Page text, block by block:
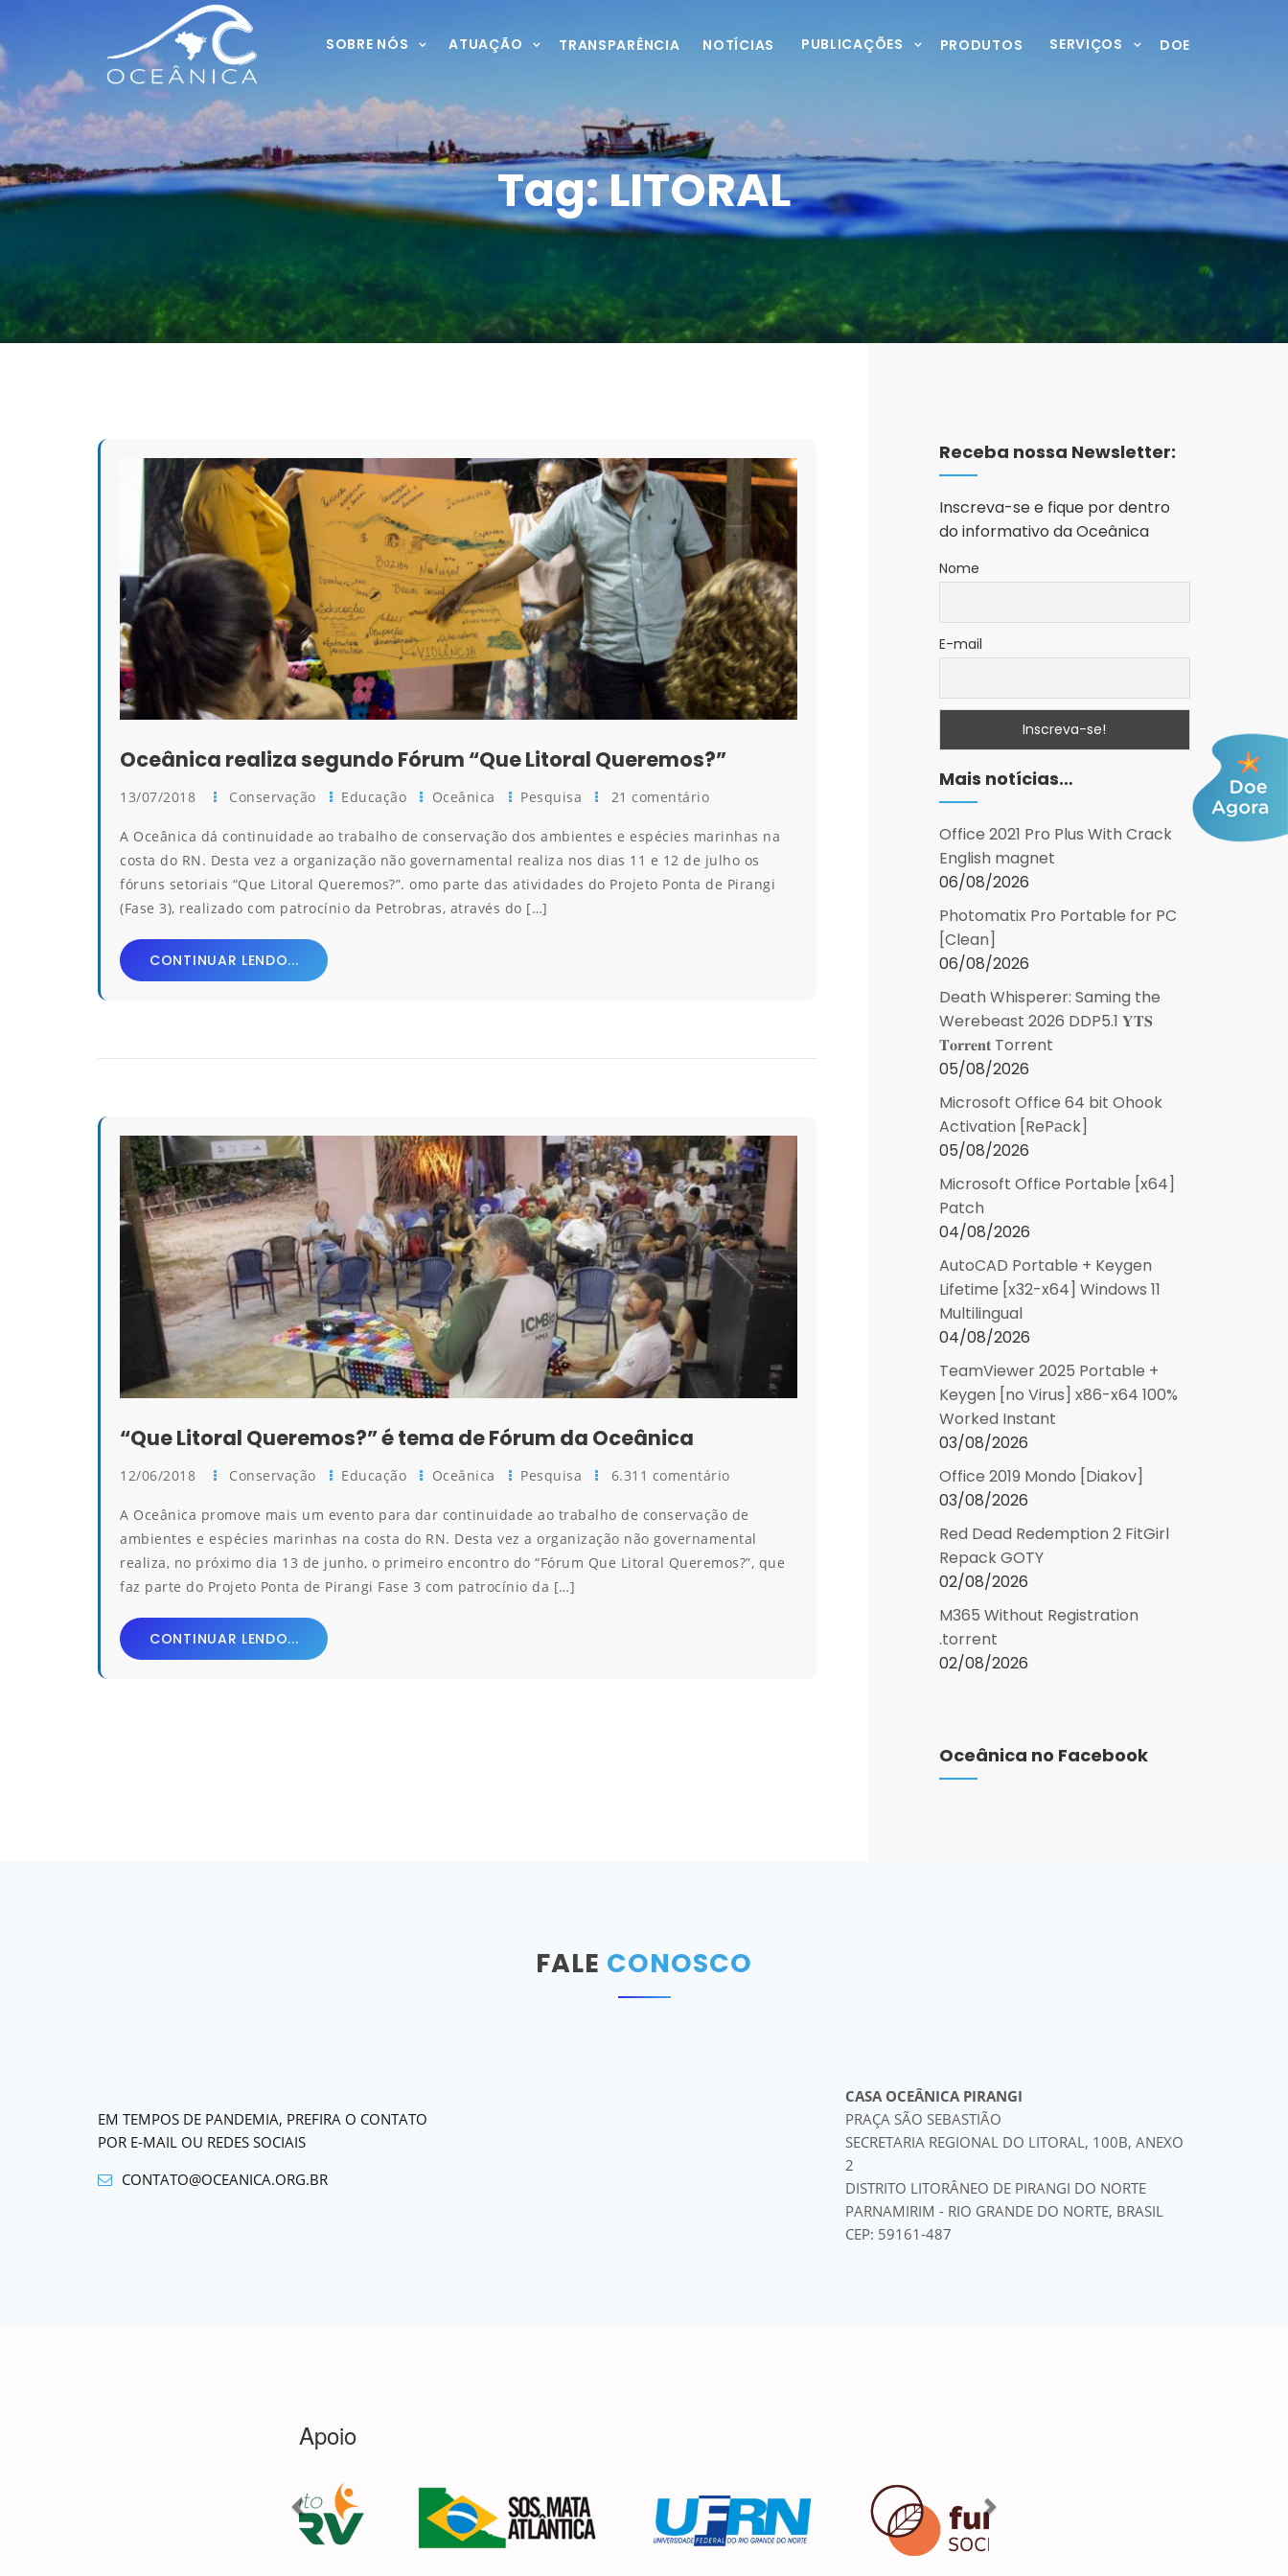
SOBRE NÓS ATUAÇÃO TRANSPARÊNCIA NOTÍCIAS PUBLICAÇÕES PRODUTOS SERVIÇOS DOE
Tag:LITORAL
Oceânica realiza segundo Fórum “Que Litoral Queremos?”
13/07/2018 Conservação Educação Oceânica Pesquisa 21 comentário
A Oceânica dá continuidade ao trabalho de conservação dos ambientes e espécies marinhas na
costa do RN. Desta vez a organização não governamental realiza nos dias 11 e 12 de julho os
fóruns setoriais “Que Litoral Queremos?”. omo parte das atividades do Projeto Ponta de Pirangi
(Fase 3), realizado com patrocínio da Petrobras, através do […]
CONTINUAR LENDO...
“Que Litoral Queremos?” é tema de Fórum da Oceânica
12/06/2018 Conservação Educação Oceânica Pesquisa 6.311 comentário
A Oceânica promove mais um evento para dar continuidade ao trabalho de conservação de
ambientes e espécies marinhas na costa do RN. Desta vez a organização não governamental
realiza, no próximo dia 13 de junho, o primeiro encontro do “Fórum Que Litoral Queremos?”, que
faz parte do Projeto Ponta de Pirangi Fase 3 com patrocínio da […]
CONTINUAR LENDO...
Receba nossa Newsletter:
Inscreva-se e fique por dentro
do informativo da Oceânica
Nome
E-mail
Mais notícias…
Office 2021 Pro Plus With Crack
English magnet
06/08/2026
Photomatix Pro Portable for PC
[Clean]
06/08/2026
Death Whisperer: Saming the
Werebeast 2026 DDP5.1 𝐘𝐓𝐒
𝐓𝐨𝐫𝐫𝐞𝐧𝐭 Torrent
05/08/2026
Microsoft Office 64 bit Ohook
Activation [RePаck]
05/08/2026
Microsoft Office Portable [x64]
Patch
04/08/2026
AutoCAD Portable + Keygen
Lifetime [x32-x64] Windows 11
Multilingual
04/08/2026
TeamViewer 2025 Portable +
Keygen [no Virus] x86-x64 100%
Worked Instant
03/08/2026
Office 2019 Mondo [Diakov]
03/08/2026
Red Dead Redemption 2 FitGirl
Repack GOTY
02/08/2026
M365 Without Registration
.torrent
02/08/2026
Oceânica no Facebook
FALE CONOSCO
EM TEMPOS DE PANDEMIA, PREFIRA O CONTATO
POR E-MAIL OU REDES SOCIAIS
CONTATO@OCEANICA.ORG.BR
CASA OCEÂNICA PIRANGI
PRAÇA SÃO SEBASTIÃO
SECRETARIA REGIONAL DO LITORAL, 100B, ANEXO
2
DISTRITO LITORÂNEO DE PIRANGI DO NORTE
PARNAMIRIM - RIO GRANDE DO NORTE, BRASIL
CEP: 59161-487